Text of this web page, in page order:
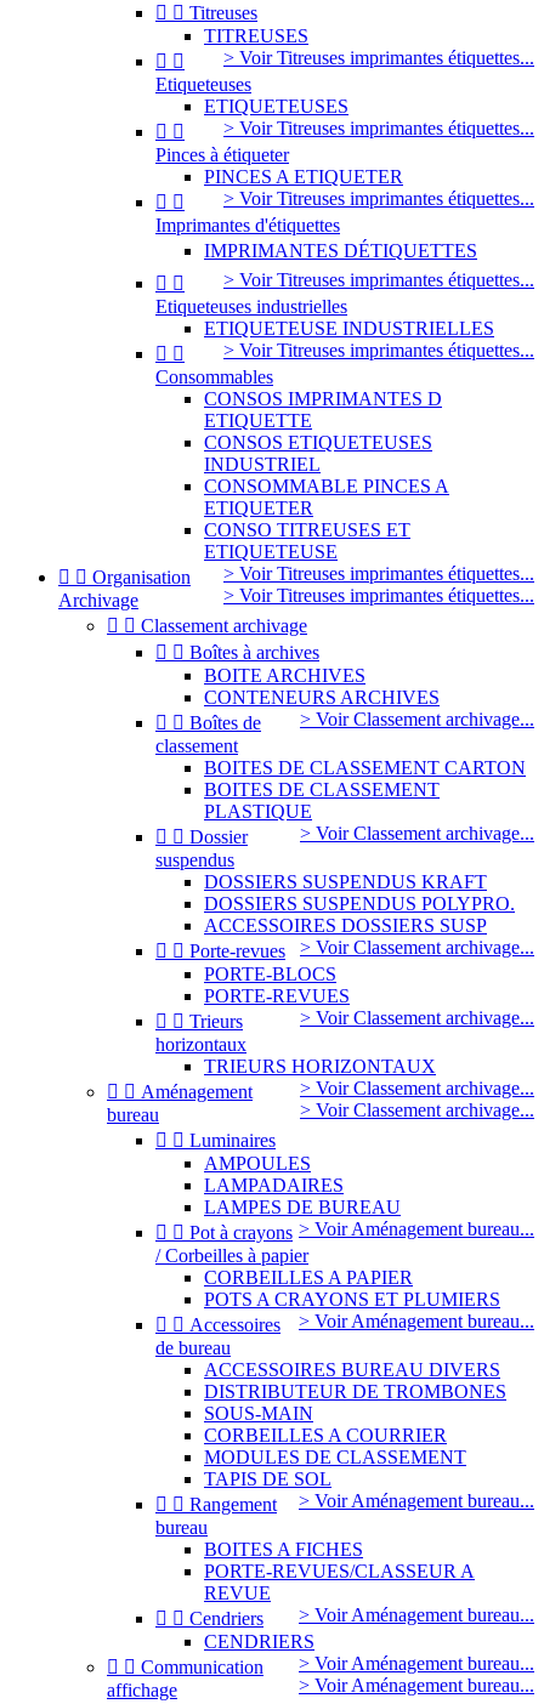
  Titreuses
TITREUSES
> Voir Titreuses imprimantes étiquettes...
 
Etiqueteuses
ETIQUETEUSES
> Voir Titreuses imprimantes étiquettes...
 
Pinces à étiqueter
PINCES A ETIQUETER
> Voir Titreuses imprimantes étiquettes...
 
Imprimantes d'étiquettes
IMPRIMANTES DÉTIQUETTES
> Voir Titreuses imprimantes étiquettes...
 
Etiqueteuses industrielles
ETIQUETEUSE INDUSTRIELLES
> Voir Titreuses imprimantes étiquettes...
 
Consommables
CONSOS IMPRIMANTES D
ETIQUETTE
CONSOS ETIQUETEUSES
INDUSTRIEL
CONSOMMABLE PINCES A
ETIQUETER
CONSO TITREUSES ET
ETIQUETEUSE
> Voir Titreuses imprimantes étiquettes...
> Voir Titreuses imprimantes étiquettes...
  Organisation
Archivage
  Classement archivage
  Boîtes à archives
BOITE ARCHIVES
CONTENEURS ARCHIVES
> Voir Classement archivage...
  Boîtes de
classement
BOITES DE CLASSEMENT CARTON
BOITES DE CLASSEMENT
PLASTIQUE
> Voir Classement archivage...
  Dossier
suspendus
DOSSIERS SUSPENDUS KRAFT
DOSSIERS SUSPENDUS POLYPRO.
ACCESSOIRES DOSSIERS SUSP
> Voir Classement archivage...
  Porte-revues
PORTE-BLOCS
PORTE-REVUES
> Voir Classement archivage...
  Trieurs
horizontaux
TRIEURS HORIZONTAUX
> Voir Classement archivage...
> Voir Classement archivage...
  Aménagement
bureau
  Luminaires
AMPOULES
LAMPADAIRES
LAMPES DE BUREAU
> Voir Aménagement bureau...
  Pot à crayons
/ Corbeilles à papier
CORBEILLES A PAPIER
POTS A CRAYONS ET PLUMIERS
> Voir Aménagement bureau...
  Accessoires
de bureau
ACCESSOIRES BUREAU DIVERS
DISTRIBUTEUR DE TROMBONES
SOUS-MAIN
CORBEILLES A COURRIER
MODULES DE CLASSEMENT
TAPIS DE SOL
> Voir Aménagement bureau...
  Rangement
bureau
BOITES A FICHES
PORTE-REVUES/CLASSEUR A
REVUE
> Voir Aménagement bureau...
  Cendriers
CENDRIERS
> Voir Aménagement bureau...
> Voir Aménagement bureau...
  Communication
affichage